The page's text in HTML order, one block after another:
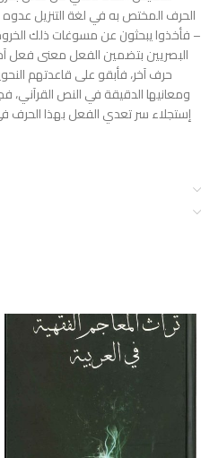
الحرف المختص به في لغة التنزيل
– فأخذوا يبحثون عن مسوغات ذلك
البصريين بتضمين الفعل معنى فعل
حرف آخر، فأبقو على قاعدتهم
ومعانيها الدقيقة في النص القرآني،
إستجلاء سر تعدي الفعل بهذا الحرف